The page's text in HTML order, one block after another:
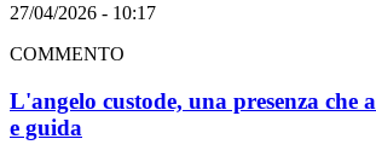
27/04/2026 - 10:17
COMMENTO
L'angelo custode, una presenza che
e guida